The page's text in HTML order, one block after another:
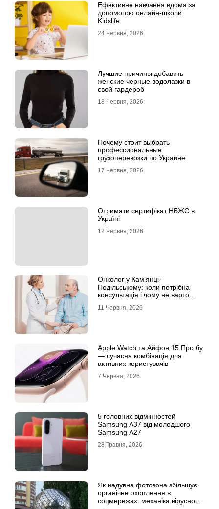
Ефективне навчання вдома за
допомогою онлайн-школи
Kidslife
24 Червня, 2026
Лучшие причины добавить
женские черные водолазки в
свой гардероб
18 Червня, 2026
Почему стоит выбрать
профессиональные
грузоперевозки по Украине
17 Червня, 2026
Отримати сертифікат НБЖС в
Україні
12 Червня, 2026
Онколог у Кам’янці-
Подільському: коли потрібна
консультація і чому не варто
11 Червня, 2026
Apple Watch та Айфон 15 Про бу
— сучасна комбінація для
активних користувачів
7 Червня, 2026
5 головних відмінностей
Samsung A37 від молодшого
Samsung A27
28 Травня, 2026
Як надувна фотозона збільшує
органічне охоплення в
соцмережах: механіка вірусного